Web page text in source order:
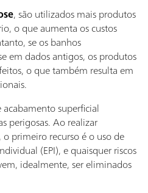
, são utilizados mais produtos
o que aumenta os custos
se os banhos
em dados antigos, os produtos
o que também resulta em
superficial
perigosas. Ao realizar
primeiro recurso é o uso de
(EPI), e quaisquer riscos
idealmente, ser eliminados